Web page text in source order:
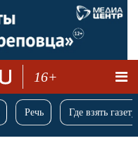
16+
Речь Где взять